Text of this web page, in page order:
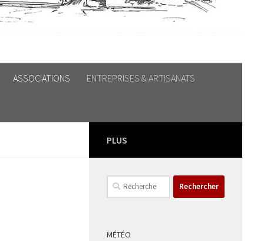
ASSOCIATIONS ENTREPRISES & ARTISANATS
PLUS
Rechercher :
MÉTÉO